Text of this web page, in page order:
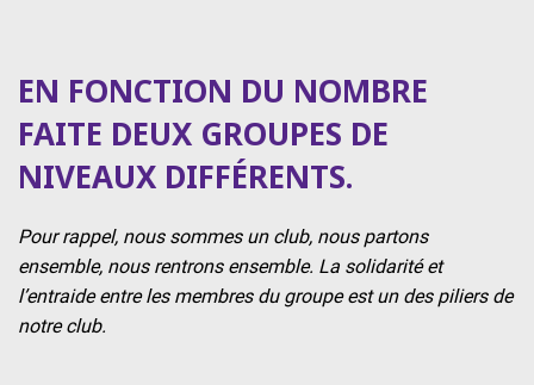
EN FONCTION DU NOMBRE
FAITE DEUX GROUPES DE
NIVEAUX DIFFÉRENTS.
Pour rappel, nous sommes un club, nous partons
ensemble, nous rentrons ensemble. La solidarité et
l’entraide entre les membres du groupe est un des piliers de
notre club.